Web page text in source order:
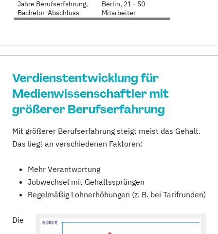
Jahre Berufserfahrung,
Bachelor-Abschluss
Berlin, 21 - 50
Mitarbeiter
Verdienstentwicklung für
Medienwissenschaftler mit
größerer Berufserfahrung
Mit größerer Berufserfahrung steigt meist das Gehalt.
Das liegt an verschiedenen Faktoren:
Mehr Verantwortung
Jobwechsel mit Gehaltssprüngen
Regelmäßig Lohnerhöhungen (z. B. bei Tarifrunden)
Die